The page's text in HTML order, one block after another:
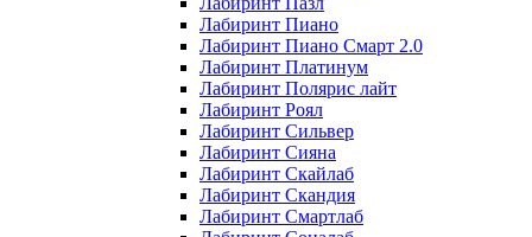
Лабиринт Пиано
Лабиринт Пиано Смарт 2.0
Лабиринт Платинум
Лабиринт Полярис лайт
Лабиринт Роял
Лабиринт Сильвер
Лабиринт Сияна
Лабиринт Скайлаб
Лабиринт Скандия
Лабиринт Смартлаб